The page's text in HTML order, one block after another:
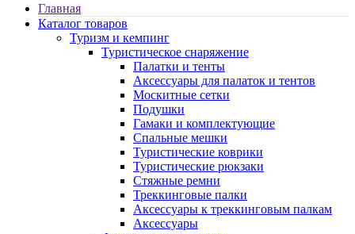
Главная
Каталог товаров
Туризм и кемпинг
Туристическое снаряжение
Палатки и тенты
Аксессуары для палаток и тентов
Москитные сетки
Подушки
Гамаки и комплектующие
Спальные мешки
Туристические коврики
Туристические рюкзаки
Стяжные ремни
Треккинговые палки
Аксессуары к треккинговым палкам
Аксессуары